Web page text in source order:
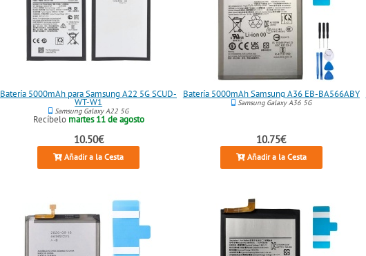
Batería 5000mAh para Samsung A22 5G SCUD-
WT-W1
Samsung Galaxy A22 5G
Recíbelo martes 11 de agosto
10.50€
Añadir a la Cesta
Batería 5000mAh Samsung A36 EB-BA566ABY
Samsung Galaxy A36 5G
10.75€
Añadir a la Cesta